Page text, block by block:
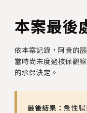
本案最後
依本案記錄，阿貴的
當時尚未度過核保觀
的承保決定。
最後結果： 急性